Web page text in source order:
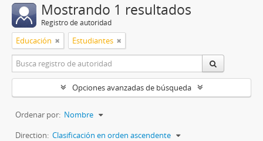
Mostrando 1 resultados
Registro de autoridad
Educación Estudiantes
Opciones avanzadas de búsqueda
Ordenar por: Nombre
Direction: Clasificación en orden ascendente